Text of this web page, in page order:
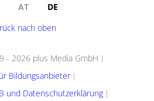
AT
DE
nach oben
- 2026 plus Media GmbH
Bildungsanbieter
und Datenschutzerklärung